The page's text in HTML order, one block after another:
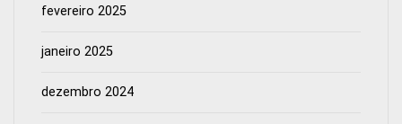
fevereiro 2025
janeiro 2025
dezembro 2024